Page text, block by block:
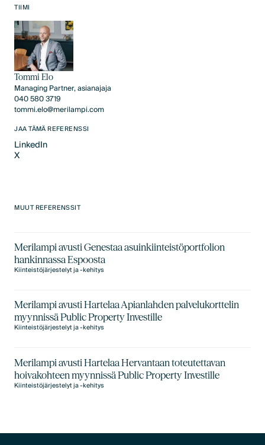
TIIMI
Tommi Elo
Managing Partner, asianajaja
040 580 3719
tommi.elo@merilampi.com
JAA TÄMÄ REFERENSSI
LinkedIn
LinkedIn
X
MUUT REFERENSSIT
Merilampi avusti Genestaa asuinkiinteistöportfolion
hankinnassa Espoosta
Kiinteistöjärjestelyt ja -kehitys
Merilampi avusti Hartelaa Apianlahden palvelukorttelin
myynnissä Public Property Investille
Kiinteistöjärjestelyt ja -kehitys
Merilampi avusti Hartelaa Hervantaan toteutettavan
hoivakohteen myynnissä Public Property Investille
Kiinteistöjärjestelyt ja -kehitys